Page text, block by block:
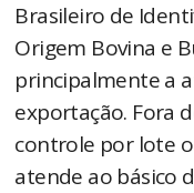
Brasileiro de
Origem Bovina e
principalmente a
exportação. Fora
controle por lote
atende ao básico